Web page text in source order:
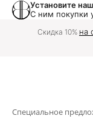
Установите
С ним покупки
Скидка 10% на
Специальное